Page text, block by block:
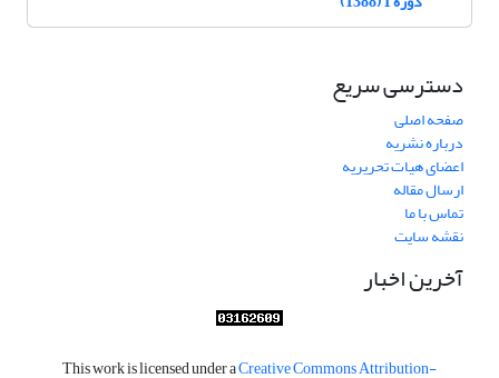
دسترسی سریع
صفحه اصلی
درباره نشریه
اعضای هیات تحریریه
ارسال مقاله
تماس با ما
نقشه سایت
آخرین اخبار
This work is licensed under aCreative Commons Attribution-